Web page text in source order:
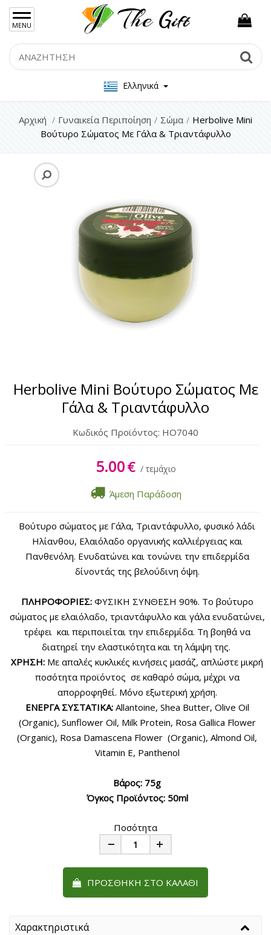
MENU
Ελληνικά
Αρχική Γυναικεία Περιποίηση Σώμα
Herbolive Mini
Βούτυρο Σώματος Με Γάλα & Τριαντάφυλλο
×
Γυναικείες Τσάντες
Ανδρικές Τσάντες
Γυναικεία Κοσμήματα Ασήμι 925
Γυναικεία Κοσμήματα Ατσάλι
Σετ Δώρου
Γυναικεία Περιποίηση
Herbolive Mini Βούτυρο Σώματος Με
Γάλα & Τριαντάφυλλο
Κωδικός Προϊόντος: HO7040
5.00€ / τεμάχιο
Άμεση Παράδοση
Βούτυρο σώματος με Γάλα, Τριαντάφυλλο, φυσικό λάδι
Ηλίανθου, Ελαιόλαδο οργανικής καλλιέργειας και
Πανθενόλη. Ενυδατώνει και τονώνει την επιδερμίδα
δίνοντάς της βελούδινη όψη.
ΠΛΗΡΟΦΟΡΙΕΣ:ΦΥΣΙΚΗ ΣΥΝΘΕΣΗ 90%. Το βούτυρο
σώματος με ελαιόλαδο, τριαντάφυλλο και γάλα ενυδατώνει,
τρέφει και περιποιείται την επιδερμίδα. Τη βοηθά να
διατηρεί την ελαστικότητα και τη λάμψη της.
ΧΡΗΣΗ: Με απαλές κυκλικές κινήσεις μασάζ, απλώστε μικρή
ποσότητα προϊόντος σε καθαρό σώμα, μέχρι να
απορροφηθεί. Μόνο εξωτερική χρήση.
ΕΝΕΡΓΑ ΣΥΣΤΑΤΙΚΑ:Allantoine, Shea Butter, Olive Oil
(Organic), Sunflower Oil, Milk Protein, Rosa Gallica Flower
(Organic), Rosa Damascena Flower (Organic), Almond Oil,
Vitamin E, Panthenol
Βάρος: 75g
Όγκος Προϊόντος: 50ml
Ποσότητα
Plus
ΠΡΟΣΘΉΚΗ ΣΤΟ ΚΑΛΆΘΙ
Χαρακτηριστικά